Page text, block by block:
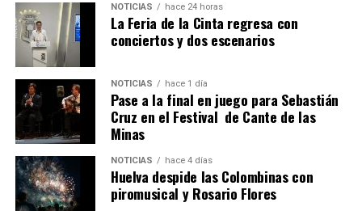
SEXTA CORRIDA DE LAS FIESTAS COLOMBINAS
2026
hace 4 días· Huelvatv
NOTICIAS hace 24 horas
La Feria de la Cinta regresa con
conciertos y dos escenarios
NOTICIAS hace 1 día
Pase a la final en juego para Sebastián
Cruz en el Festival de Cante de las
Minas
NOTICIAS hace 4 días
Huelva despide las Colombinas con
piromusical y Rosario Flores